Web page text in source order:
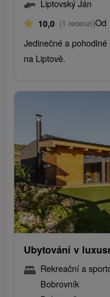
Liptovský Ján
10,0 (1 recenzí)Od
Jedinečné a
na Liptově.
Ubytování v
Rekreační a
Bobrovník